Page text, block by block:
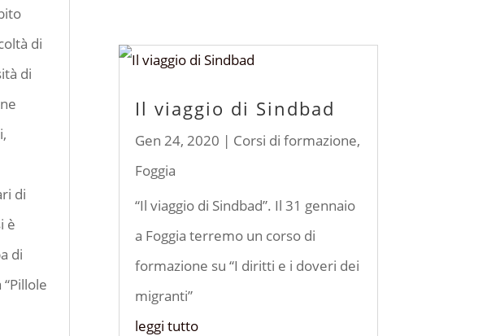
di
di
di
è
di
Il viaggio di Sindbad
Gen 24, 2020 | Corsi di formazione,
Foggia
“Il viaggio di Sindbad”. Il 31 gennaio
a Foggia terremo un corso di
formazione su “I diritti e i doveri dei
migranti”
leggi tutto